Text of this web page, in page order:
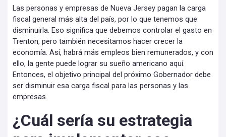
Las personas y empresas de Nueva Jersey pagan la carga
fiscal general más alta del país, por lo que tenemos que
disminuirla. Eso significa que debemos controlar el gasto en
Trenton, pero también necesitamos hacer crecer la
economía. Así, habrá más empleos bien remunerados, y con
ello, la gente puede lograr su sueño americano aquí.
Entonces, el objetivo principal del próximo Gobernador debe
ser disminuir esa carga fiscal para las personas y las
empresas.
¿Cuál sería su estrategia